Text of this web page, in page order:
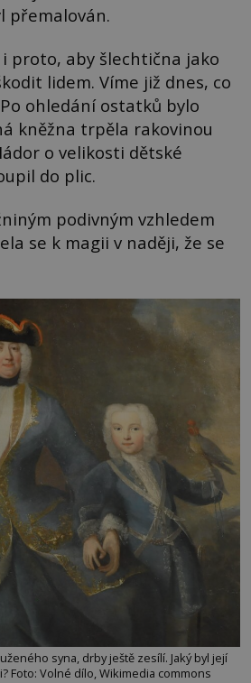
přemalován.
proto, aby šlechtična jako
lidem. Víme již dnes, co
ohledání ostatků bylo
kněžna trpěla rakovinou
o velikosti dětské
do plic.
podivným vzhledem
se k magii v naději, že se
syna, drby ještě zesílí. Jaký byl její
Foto: Volné dílo, Wikimedia commons